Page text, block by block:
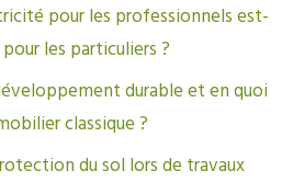
pour les professionnels est-
les particuliers ?
durable et en quoi
classique ?
du sol lors de travaux